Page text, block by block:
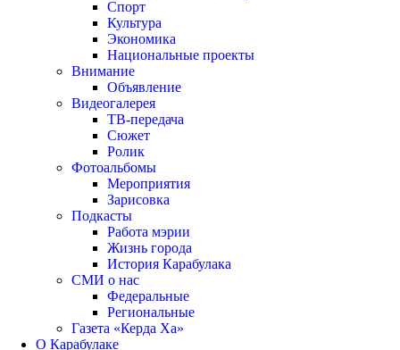
Спорт
Культура
Экономика
Национальные проекты
Внимание
Объявление
Видеогалерея
ТВ-передача
Сюжет
Ролик
Фотоальбомы
Мероприятия
Зарисовка
Подкасты
Работа мэрии
Жизнь города
История Карабулака
СМИ о нас
Федеральные
Региональные
Газета «Керда Ха»
О Карабулаке